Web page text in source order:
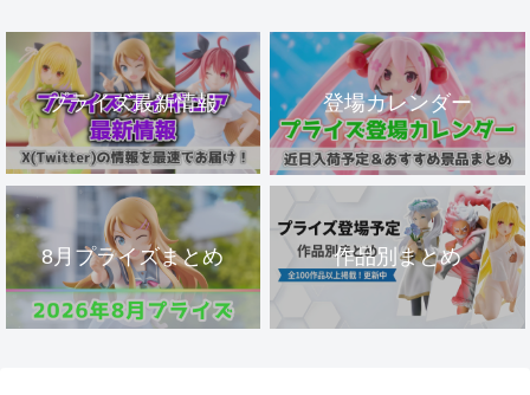
プライズ最新情報 登場カレンダー
8月プライズまとめ 作品別まとめ